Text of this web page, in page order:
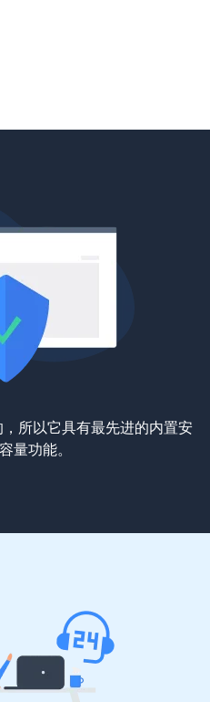
所以它具有最先进的内置安
量功能。